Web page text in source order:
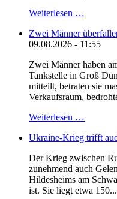
Weiterlesen …
Zwei Männer
09.08.2026 - 11:55
Zwei Männer haben
Tankstelle in Groß
mitteilt, betraten sie
Verkaufsraum,
Weiterlesen …
Ukraine-Krieg trifft
Der Krieg zwischen
zunehmend auch
Hildesheims am
ist. Sie liegt etwa 150...